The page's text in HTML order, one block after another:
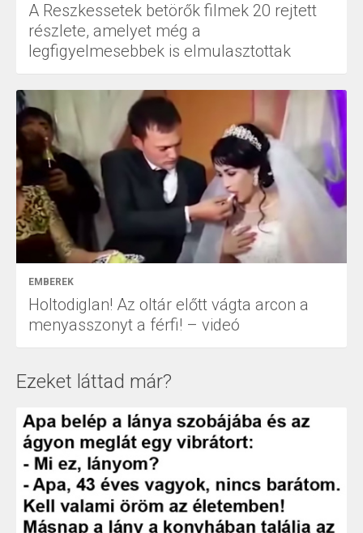
A Reszkessetek betörők filmek 20 rejtett
részlete, amelyet még a
legfigyelmesebbek is elmulasztottak
EMBEREK
Holtodiglan! Az oltár előtt vágta arcon a
menyasszonyt a férfi! – videó
Ezeket láttad már?